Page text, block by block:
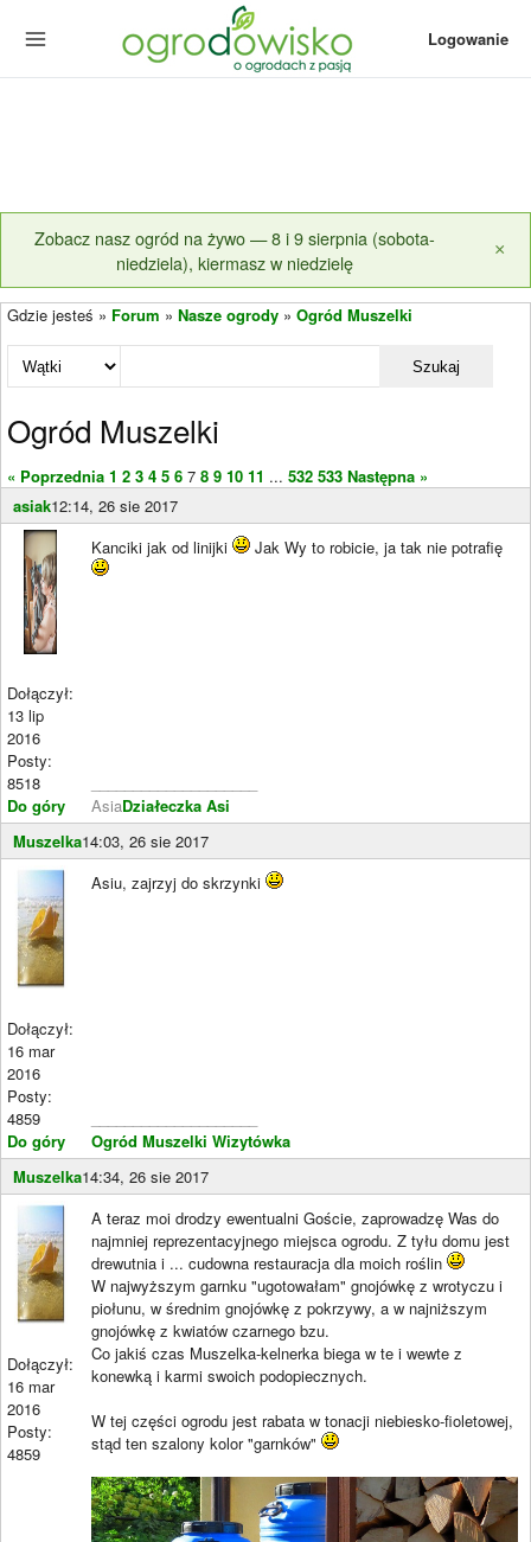
Logowanie
Zobacz nasz ogród na żywo — 8 i 9 sierpnia (sobota-
niedziela), kiermasz w niedzielę
×
Gdzie jesteś » Forum » Nasze ogrody » Ogród Muszelki
Szukaj
Ogród Muszelki
« Poprzednia 1 2 3 4 5 6 7 8 9 10 11 ... 532 533 Następna »
asiak12:14, 26 sie 2017
Dołączył:
13 lip
2016
Posty:
8518
Do góry
Kanciki jak od linijki Jak Wy to robicie, ja tak nie potrafię
AsiaDziałeczka Asi
Muszelka14:03, 26 sie 2017
Dołączył:
16 mar
2016
Posty:
4859
Do góry
Asiu, zajrzyj do skrzynki
Ogród Muszelki Wizytówka
Muszelka14:34, 26 sie 2017
Dołączył:
16 mar
2016
Posty:
4859
A teraz moi drodzy ewentualni Goście, zaprowadzę Was do
najmniej reprezentacyjnego miejsca ogrodu. Z tyłu domu jest
drewutnia i ... cudowna restauracja dla moich roślin
W najwyższym garnku "ugotowałam" gnojówkę z wrotyczu i
piołunu, w średnim gnojówkę z pokrzywy, a w najniższym
gnojówkę z kwiatów czarnego bzu.
Co jakiś czas Muszelka-kelnerka biega w te i wewte z
konewką i karmi swoich podopiecznych.
W tej części ogrodu jest rabata w tonacji niebiesko-fioletowej,
stąd ten szalony kolor "garnków"